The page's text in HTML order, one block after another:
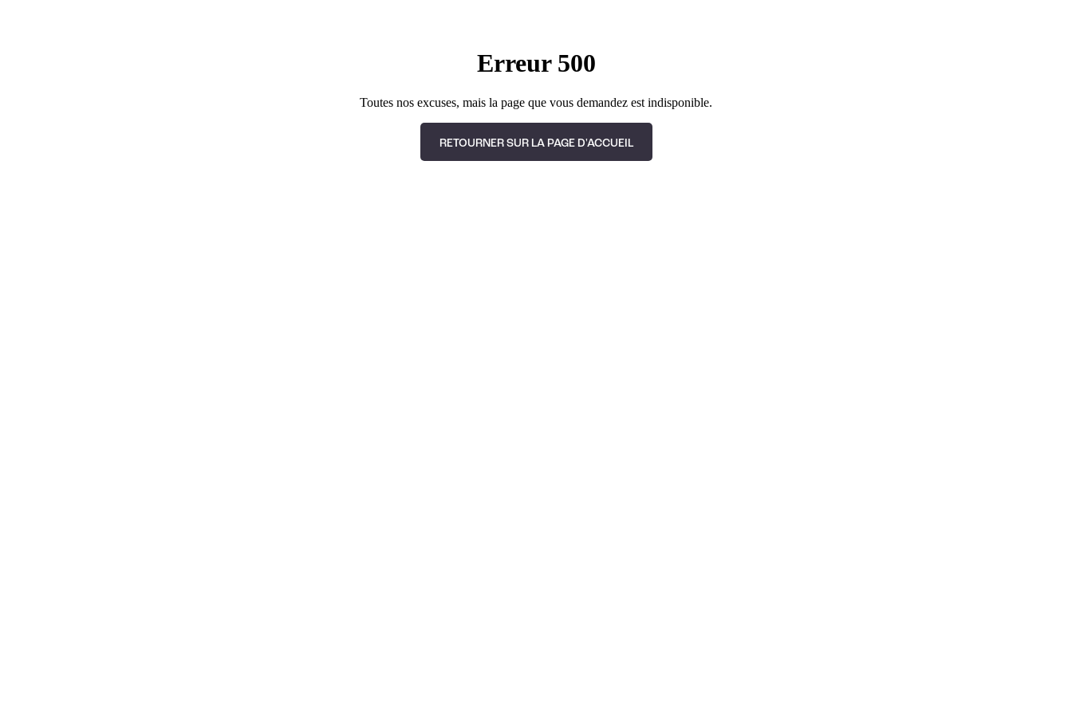
Erreur 500
Toutes nos excuses, mais la page que vous demandez est indisponible.
RETOURNER SUR LA PAGE D'ACCUEIL